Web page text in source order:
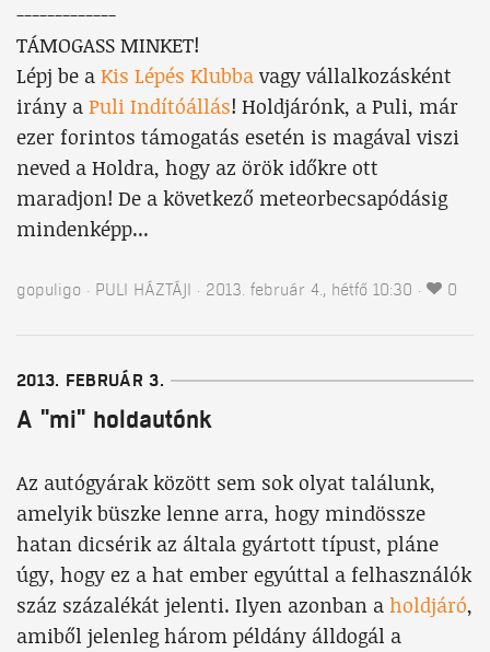
-------------
TÁMOGASS MINKET!
Lépj be a Kis Lépés Klubba vagy vállalkozásként
irány a Puli Indítóállás! Holdjárónk, a Puli, már
ezer forintos támogatás esetén is magával viszi
neved a Holdra, hogy az örök időkre ott
maradjon! De a következő meteorbecsapódásig
mindenképp...
gopuligo PULI HÁZTÁJI 2013. február 4., hétfő 10:30 0
2013. FEBRUÁR 3.
A "mi" holdautónk
Az autógyárak között sem sok olyat találunk,
amelyik büszke lenne arra, hogy mindössze
hatan dicsérik az általa gyártott típust, pláne
úgy, hogy ez a hat ember egyúttal a felhasználók
száz százalékát jelenti. Ilyen azonban a holdjáró,
amiből jelenleg három példány álldogál a